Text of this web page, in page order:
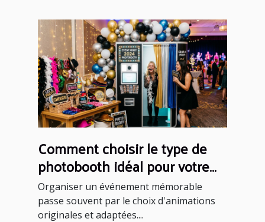
Comment choisir le type de
photobooth idéal pour votre
événement ?
Organiser un événement mémorable
passe souvent par le choix d'animations
originales et adaptées....